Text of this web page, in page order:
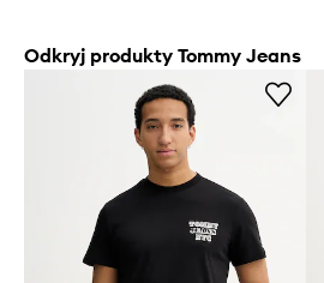
Odkryj produkty Tommy Jeans